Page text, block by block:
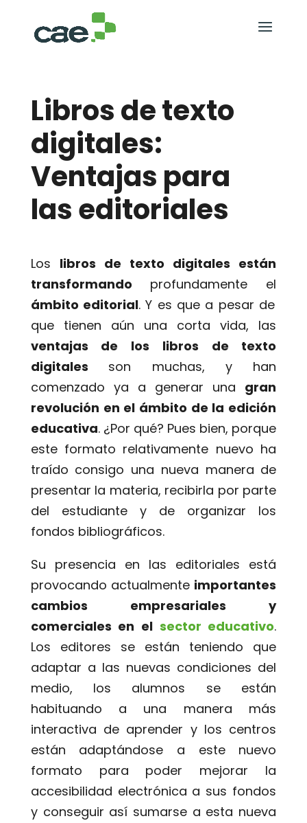
Libros de texto
digitales:
Ventajas para
las editoriales
Los libros de texto digitales están
transformando profundamente el
ámbito editorial. Y es que a pesar de
que tienen aún una corta vida, las
ventajas de los libros de texto
digitales son muchas, y han
comenzado ya a generar una gran
revolución en el ámbito de la edición
educativa. ¿Por qué? Pues bien, porque
este formato relativamente nuevo ha
traído consigo una nueva manera de
presentar la materia, recibirla por parte
del estudiante y de organizar los
fondos bibliográficos.
Su presencia en las editoriales está
provocando actualmente importantes
cambios empresariales y
comerciales en el sector educativo.
Los editores se están teniendo que
adaptar a las nuevas condiciones del
medio, los alumnos se están
habituando a una manera más
interactiva de aprender y los centros
están adaptándose a este nuevo
formato para poder mejorar la
accesibilidad electrónica a sus fondos
y conseguir así sumarse a esta nueva